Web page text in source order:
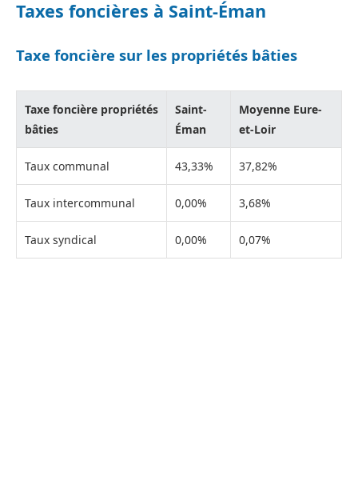
Taxes foncières à Saint-Éman
Taxe foncière sur les propriétés bâties
Taxe foncière propriétés
bâties
Saint-
Éman
Moyenne Eure-
et-Loir
Taux communal 43,33% 37,82%
Taux intercommunal 0,00% 3,68%
Taux syndical 0,00% 0,07%